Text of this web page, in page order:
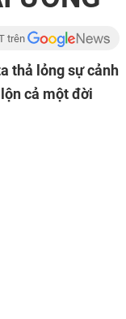
trên
thả lỏng sự cảnh
cả một đời